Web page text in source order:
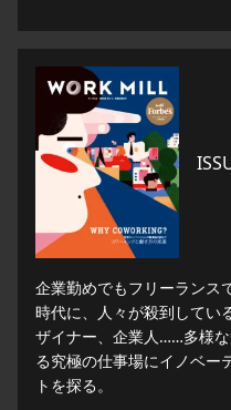
企業勤めでもフリーランス
時代に、人々が殺到してい
ザイナー、企業人……多様
る究極の仕事場にイノベー
トを探る。